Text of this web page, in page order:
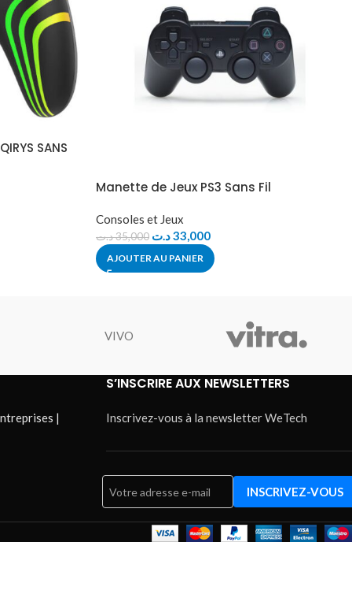
SANS
Manette de Jeux PS3 Sans Fil
Consoles et Jeux
35,000د.ت 33,000د.ت
AJOUTER AU PANIER
VIVO
|
S’INSCRIRE AUX NEWSLETTERS
Inscrivez-vous à la newsletter WeTech